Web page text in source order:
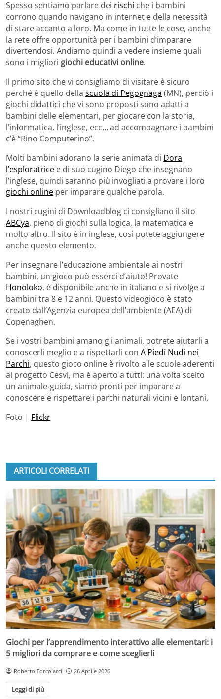
Spesso sentiamo parlare dei rischi che i bambini
corrono quando navigano in internet e della necessità
di stare accanto a loro. Ma come in tutte le cose, anche
la rete offre opportunità per i bambini d’imparare
divertendosi. Andiamo quindi a vedere insieme quali
sono i migliori giochi educativi online.
Il primo sito che vi consigliamo di visitare è sicuro
perché è quello della scuola di Pegognaga (MN), perciò i
giochi didattici che vi sono proposti sono adatti a
bambini delle elementari, per giocare con la storia,
l’informatica, l’inglese, ecc… ad accompagnare i bambini
c’è “Rino Computerino”.
Molti bambini adorano la serie animata di Dora
l’esploratrice e di suo cugino Diego che insegnano
l’inglese, quindi saranno più invogliati a provare i loro
giochi online per imparare qualche parola.
I nostri cugini di Downloadblog ci consigliano il sito
ABCya, pieno di giochi sulla logica, la matematica e
molto altro. Il sito è in inglese, così potete aggiungere
anche questo elemento.
Per insegnare l’educazione ambientale ai nostri
bambini, un gioco può esserci d’aiuto! Provate
Honoloko, è disponibile anche in italiano e si rivolge a
bambini tra 8 e 12 anni. Questo videogioco è stato
creato dall’Agenzia europea dell’ambiente (AEA) di
Copenaghen.
Se i vostri bambini amano gli animali, potrete aiutarli a
conoscerli meglio e a rispettarli con A Piedi Nudi nei
Parchi, questo gioco online è rivolto alle scuole aderenti
al progetto Cesvi, ma è aperto a tutti: una volta scelto
un animale-guida, siamo pronti per imparare a
conoscere e rispettare i parchi naturali vicini e lontani.
Foto | Flickr
ARTICOLI CORRELATI
Giochi per l’apprendimento interattivo alle elementari: i
5 migliori da comprare e come sceglierli
Roberto Torcolacci 26 Aprile 2026
Leggi di più